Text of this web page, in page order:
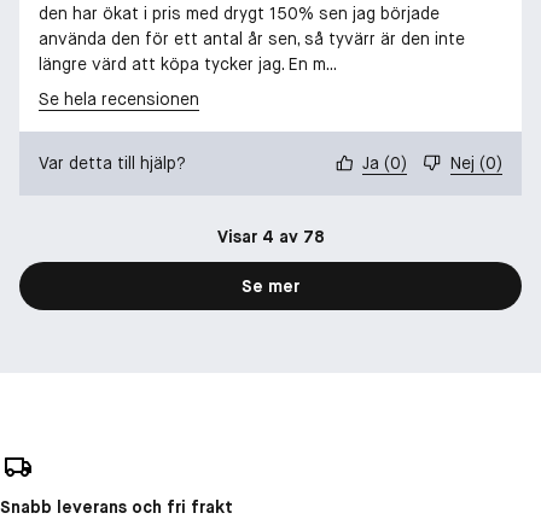
den har ökat i pris med drygt 150% sen jag började
använda den för ett antal år sen, så tyvärr är den inte
längre värd att köpa tycker jag. En m...
Se hela recensionen
Var detta till hjälp? Ja (0) Nej (0)
Visar 4 av 78
Se mer
Snabb leverans och fri frakt